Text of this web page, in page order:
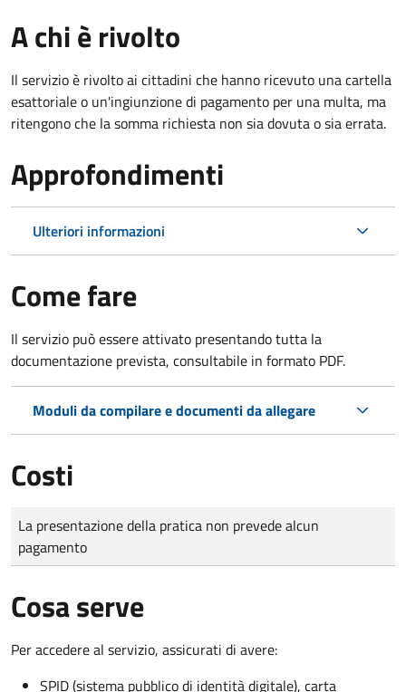
A chi è rivolto
Il servizio è rivolto ai cittadini che hanno ricevuto una cartella
esattoriale o un'ingiunzione di pagamento per una multa, ma
ritengono che la somma richiesta non sia dovuta o sia errata.
Approfondimenti
Ulteriori informazioni
Come fare
Il servizio può essere attivato presentando tutta la
documentazione prevista, consultabile in formato PDF.
Moduli da compilare e documenti da allegare
Costi
Tipo di pagamento
Importo
La presentazione della pratica non prevede alcun
pagamento
Cosa serve
Per accedere al servizio, assicurati di avere:
SPID (sistema pubblico di identità digitale), carta